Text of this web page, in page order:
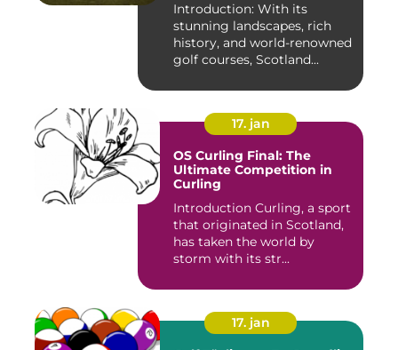
Introduction: With its
stunning landscapes, rich
history, and world-renowned
golf courses, Scotland...
17. jan
OS Curling Final: The
Ultimate Competition in
Curling
Introduction Curling, a sport
that originated in Scotland,
has taken the world by
storm with its str...
17. jan